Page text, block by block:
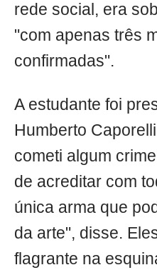
rede social, era
"com apenas três
confirmadas".
A estudante foi
Humberto
cometi algum
de acreditar com
única arma que
da arte", disse.
flagrante na